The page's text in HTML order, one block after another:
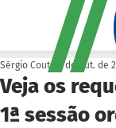
Veja os
1ª sessão
Sérgio Couto 5 de out. de